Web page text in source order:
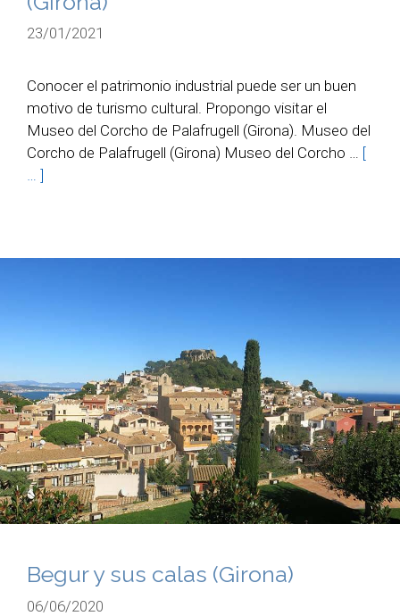
23/01/2021
Conocer el patrimonio industrial puede ser un buen
motivo de turismo cultural. Propongo visitar el
Museo del Corcho de Palafrugell (Girona). Museo del
Corcho de Palafrugell (Girona) Museo del Corcho … [
… ]
Begur y sus calas (Girona)
06/06/2020